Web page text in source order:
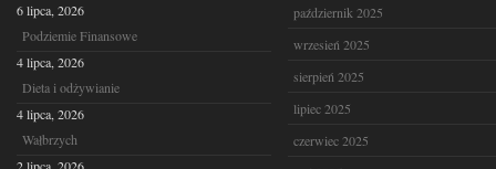
6 lipca, 2026
Podziemie Finansowe
4 lipca, 2026
Dieta i odżywianie
4 lipca, 2026
Wałbrzych
październik 2025
wrzesień 2025
sierpień 2025
lipiec 2025
czerwiec 2025